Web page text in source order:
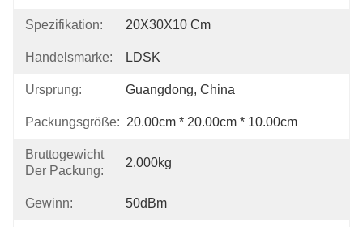
Spezifikation: 20X30X10 Cm
Handelsmarke: LDSK
Ursprung: Guangdong, China
Packungsgröße: 20.00cm * 20.00cm * 10.00cm
Bruttogewicht
Der Packung:
2.000kg
Gewinn: 50dBm